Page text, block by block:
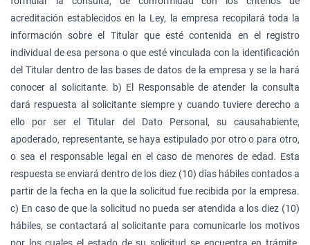
acreditación establecidos en la Ley, la empresa recopilará toda la
información sobre el Titular que esté contenida en el registro
individual de esa persona o que esté vinculada con la identificación
del Titular dentro de las bases de datos de la empresa y se la hará
conocer al solicitante. b) El Responsable de atender la consulta
dará respuesta al solicitante siempre y cuando tuviere derecho a
ello por ser el Titular del Dato Personal, su causahabiente,
apoderado, representante, se haya estipulado por otro o para otro,
o sea el responsable legal en el caso de menores de edad. Esta
respuesta se enviará dentro de los diez (10) días hábiles contados a
partir de la fecha en la que la solicitud fue recibida por la empresa.
c) En caso de que la solicitud no pueda ser atendida a los diez (10)
hábiles, se contactará al solicitante para comunicarle los motivos
por los cuales el estado de su solicitud se encuentra en trámite.